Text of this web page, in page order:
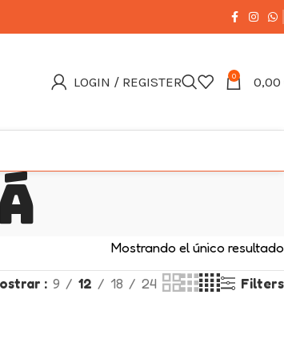
LOGIN / REGISTER 0 0,00
Mostrando el único resultado
9 12 18 24 Filters